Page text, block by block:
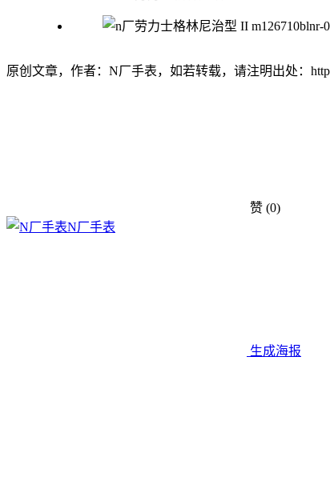
原创文章，作者：N厂手表，如若转载，请注明出处：
赞 (0)
N厂手表
生成海报